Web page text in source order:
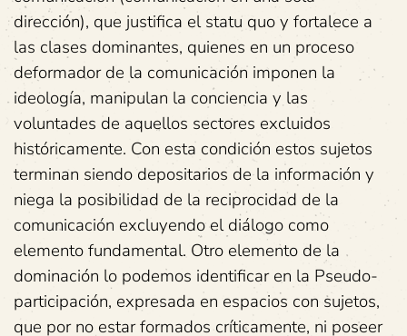
dirección), que justifica el statu quo y fortalece a
las clases dominantes, quienes en un proceso
deformador de la comunicación imponen la
ideología, manipulan la conciencia y las
voluntades de aquellos sectores excluidos
históricamente. Con esta condición estos sujetos
terminan siendo depositarios de la información y
niega la posibilidad de la reciprocidad de la
comunicación excluyendo el diálogo como
elemento fundamental. Otro elemento de la
dominación lo podemos identificar en la Pseudo-
participación, expresada en espacios con sujetos,
que por no estar formados críticamente, ni poseer